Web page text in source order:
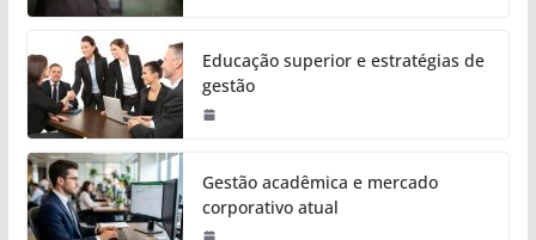
Educação superior e estratégias de
gestão
Gestão acadêmica e mercado
corporativo atual